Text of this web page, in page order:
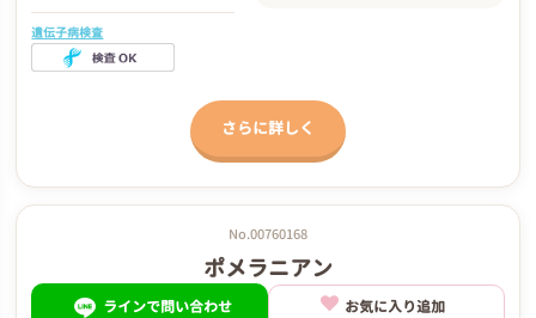
遺伝子病検査
さらに詳しく
No.00760168
ポメラニアン
ラインで問い合わせ お気に入り追加